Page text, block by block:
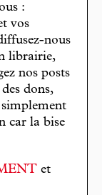
:
vos
nous
librairie,
nos posts
dons,
car la bise
et